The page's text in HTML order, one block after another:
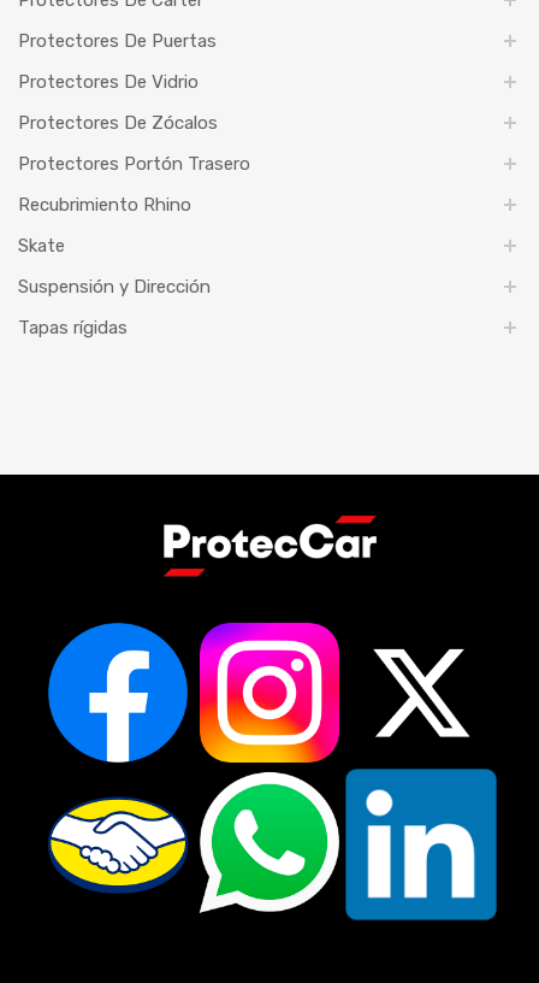
Protectores De Puertas
Protectores De Vidrio
Protectores De Zócalos
Protectores Portón Trasero
Recubrimiento Rhino
Skate
Suspensión y Dirección
Tapas rígidas